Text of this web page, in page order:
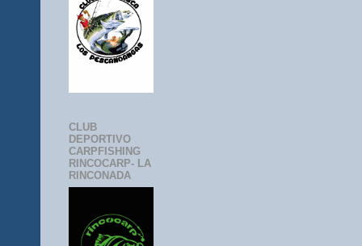
CLUB
DEPORTIVO
CARPFISHING
RINCOCARP- LA
RINCONADA